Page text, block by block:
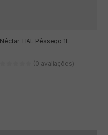
Néctar TIAL Pêssego 1L
(0 avaliações)